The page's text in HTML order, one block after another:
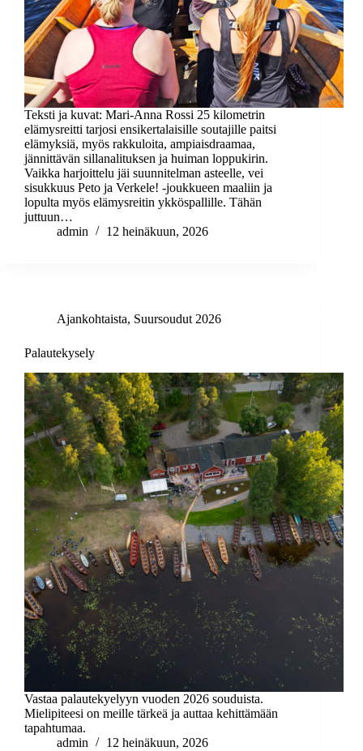
Teksti ja kuvat: Mari-Anna Rossi 25 kilometrin
elämysreitti tarjosi ensikertalaisille soutajille paitsi
elämyksiä, myös rakkuloita, ampiaisdraamaa,
jännittävän sillanalituksen ja huiman loppukirin.
Vaikka harjoittelu jäi suunnitelman asteelle, vei
sisukkuus Peto ja Verkele! -joukkueen maaliin ja
lopulta myös elämysreitin ykköspallille. Tähän
juttuun…
admin
12 heinäkuun, 2026
Ajankohtaista, Suursoudut 2026
Palautekysely
Vastaa palautekyelyyn vuoden 2026 souduista.
Mielipiteesi on meille tärkeä ja auttaa kehittämään
tapahtumaa.
admin
12 heinäkuun, 2026